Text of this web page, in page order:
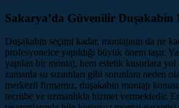
Sakarya’da Güvenilir Duşakabin
Duşakabin seçimi kadar, montajının da ne
profesyonelce yapıldığı büyük önem taşır.
yapılan bir montaj, hem estetik kusurlara
zamanla su sızıntıları gibi sorunlara neden
merkezli firmamız, duşakabin montajı
tecrübe ve uzmanlıkla hizmet vermektedir.